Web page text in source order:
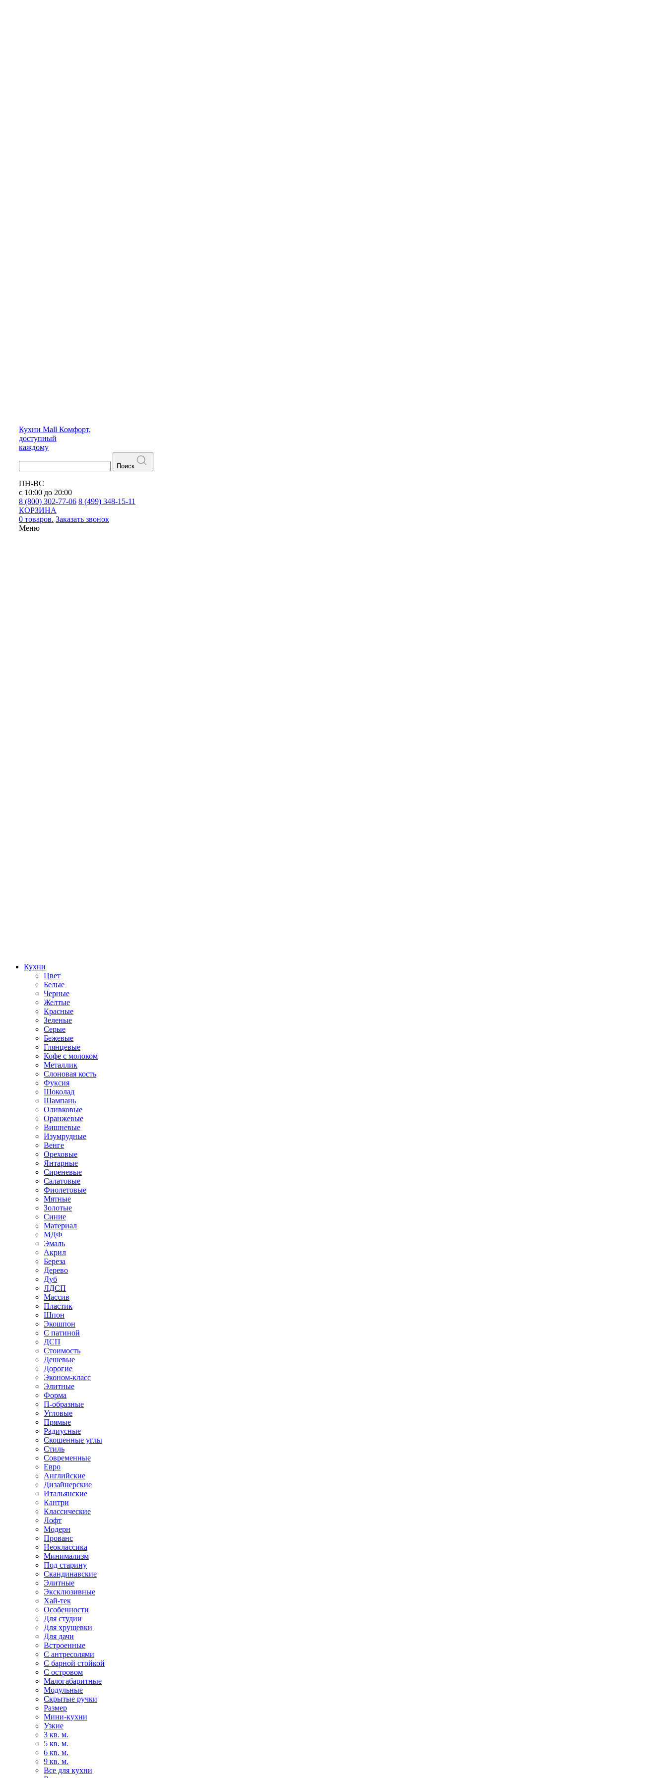
Кухни Mall Комфорт,
доступный
каждому
Поиск
ПН-ВС
с 10:00 до 20:00
8 (800) 302-77-06 8 (499) 348-15-11
КОРЗИНА
0 товаров. Заказать звонок
Меню
Кухни
Цвет
Белые
Черные
Желтые
Красные
Зеленые
Серые
Бежевые
Глянцевые
Кофе с молоком
Металлик
Слоновая кость
Фуксия
Шоколад
Шампань
Оливковые
Оранжевые
Вишневые
Изумрудные
Венге
Ореховые
Янтарные
Сиреневые
Салатовые
Фиолетовые
Мятные
Золотые
Синие
Материал
МДФ
Эмаль
Акрил
Береза
Дерево
Дуб
ЛДСП
Массив
Пластик
Шпон
Экошпон
С патиной
ДСП
Стоимость
Дешевые
Дорогие
Эконом-класс
Элитные
Форма
П-образные
Угловые
Прямые
Радиусные
Скошенные углы
Стиль
Современные
Евро
Английские
Дизайнерские
Итальянские
Кантри
Классические
Лофт
Модерн
Прованс
Неоклассика
Минимализм
Под старину
Скандинавские
Элитные
Эксклюзивные
Хай-тек
Особенности
Для студии
Для хрущевки
Для дачи
Встроенные
С антресолями
С барной стойкой
С островом
Малогабаритные
Модульные
Скрытые ручки
Размер
Мини-кухни
Узкие
3 кв. м.
5 кв. м.
6 кв. м.
9 кв. м.
Все для кухни